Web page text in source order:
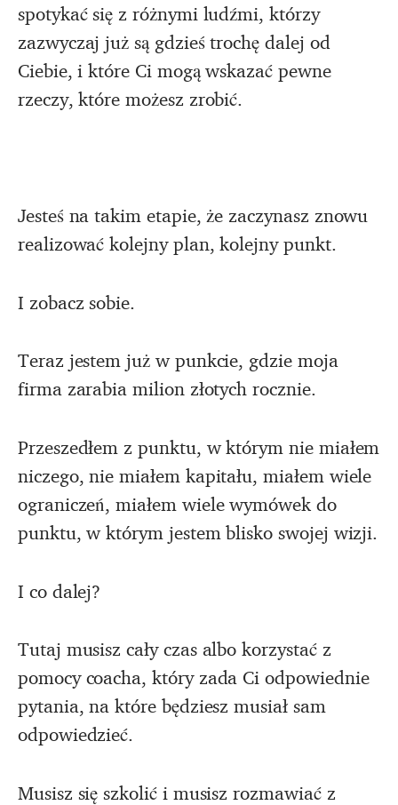
spotykać się z różnymi ludźmi, którzy
zazwyczaj już są gdzieś trochę dalej od
Ciebie, i które Ci mogą wskazać pewne
rzeczy, które możesz zrobić.
Jesteś na takim etapie, że zaczynasz znowu
realizować kolejny plan, kolejny punkt.
I zobacz sobie.
Teraz jestem już w punkcie, gdzie moja
firma zarabia milion złotych rocznie.
Przeszedłem z punktu, w którym nie miałem
niczego, nie miałem kapitału, miałem wiele
ograniczeń, miałem wiele wymówek do
punktu, w którym jestem blisko swojej wizji.
I co dalej?
Tutaj musisz cały czas albo korzystać z
pomocy coacha, który zada Ci odpowiednie
pytania, na które będziesz musiał sam
odpowiedzieć.
Musisz się szkolić i musisz rozmawiać z